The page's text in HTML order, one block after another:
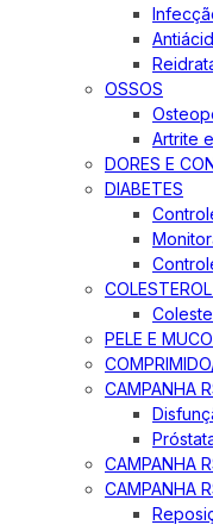
OSSOS
Artrite
DORES E
DIABETES
PELE E
CAMPANHA
CAMPANHA
CAMPANHA